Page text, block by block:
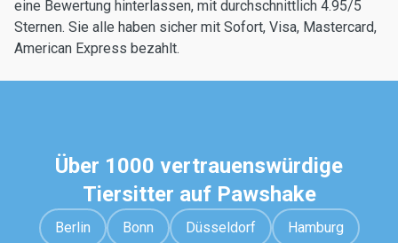
eine Bewertung hinterlassen, mit durchschnittlich 4.95/5
Sternen. Sie alle haben sicher mit Sofort, Visa, Mastercard,
American Express bezahlt.
Über 1000 vertrauenswürdige
Tiersitter auf Pawshake
Berlin Bonn Düsseldorf Hamburg